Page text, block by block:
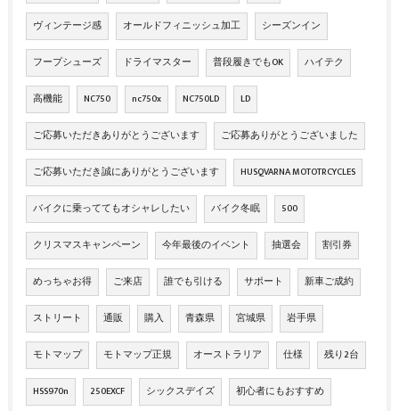
ヴィンテージ感 オールドフィニッシュ加工 シーズンイン
フープシューズ ドライマスター 普段履きでもOK ハイテク
高機能 NC750 nc750x NC750LD LD
ご応募いただきありがとうございます ご応募ありがとうございました
ご応募いただき誠にありがとうございます HUSQVARNA MOTOTRCYCLES
バイクに乗っててもオシャレしたい バイク冬眠 500
クリスマスキャンペーン 今年最後のイベント 抽選会 割引券
めっちゃお得 ご来店 誰でも引ける サポート 新車ご成約
ストリート 通販 購入 青森県 宮城県 岩手県
モトマップ モトマップ正規 オーストラリア 仕様 残り2台
HSS970n 250EXCF シックスデイズ 初心者にもおすすめ